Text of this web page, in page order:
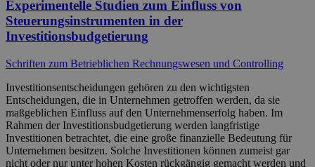
Experimentelle Studien zum Einfluss von
Steuerungsinstrumenten in der
Investitionsbudgetierung
Schriften zum Betrieblichen Rechnungswesen und Controlling
Investitionsentscheidungen gehören zu den wichtigsten
Entscheidungen, die in Unternehmen getroffen werden, da sie
maßgeblichen Einfluss auf den Unternehmenserfolg haben. Im
Rahmen der Investitionsbudgetierung werden langfristige
Investitionen betrachtet, die eine große finanzielle Bedeutung für
Unternehmen besitzen. Solche Investitionen können zumeist gar
nicht oder nur unter hohen Kosten rückgängig gemacht werden und